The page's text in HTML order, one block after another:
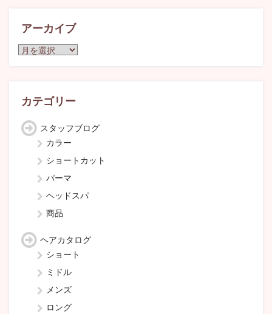
アーカイブ
ア
ブ
カテゴリー
スタッフブログ
カラー
ショートカット
パーマ
ヘッドスパ
商品
ヘアカタログ
ショート
ミドル
メンズ
ロング